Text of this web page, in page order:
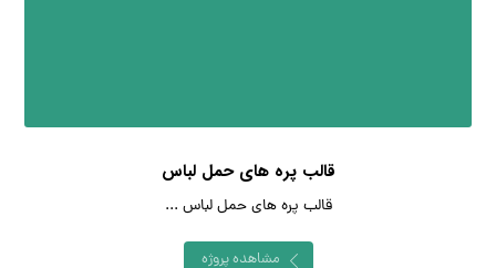
قالب پره های حمل لباس
قالب پره های حمل لباس ...
مشاهده پروژه